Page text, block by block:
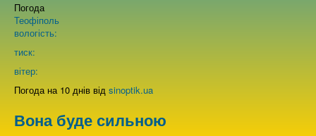
Про нас
Зворотній зв'язок
Погода
Теофіполь
вологість:
тиск:
вітер:
Погода на 10 днів від sinoptik.ua
Вона буде сильною